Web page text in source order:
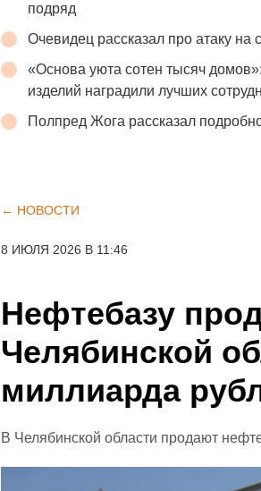
подряд
Очевидец рассказал про атаку на
«Основа уюта сотен тысяч
изделий наградили лучших
Полпред Жога рассказал
← НОВОСТИ
8 ИЮЛЯ 2026 В 11:46
Нефтебазу
Челябинской
миллиарда
В Челябинской области продают